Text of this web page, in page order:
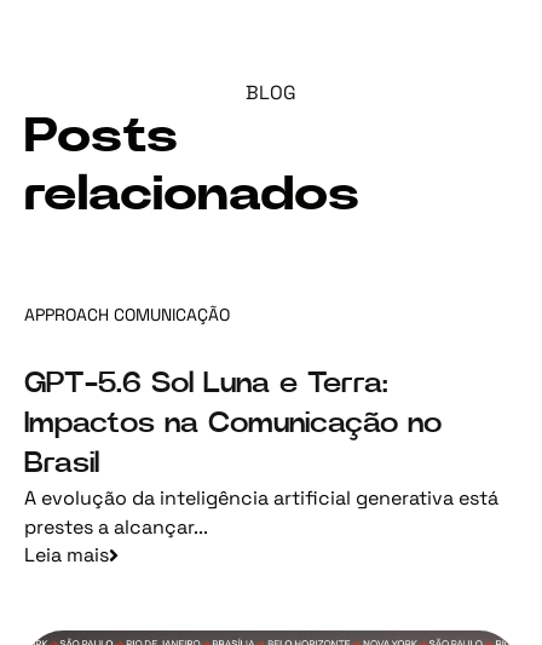
BLOG
Posts
relacionados
APPROACH COMUNICAÇÃO
GPT-5.6 Sol Luna e Terra:
Impactos na Comunicação no
Brasil
A evolução da inteligência artificial generativa está
prestes a alcançar...
Leia mais